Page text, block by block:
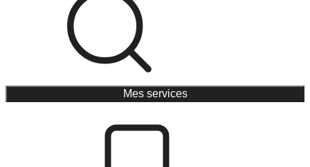
Mes services